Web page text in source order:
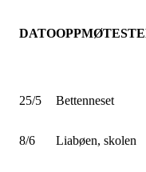
DATO
25/5 Bettenneset
8/6 Liabøen, skolen